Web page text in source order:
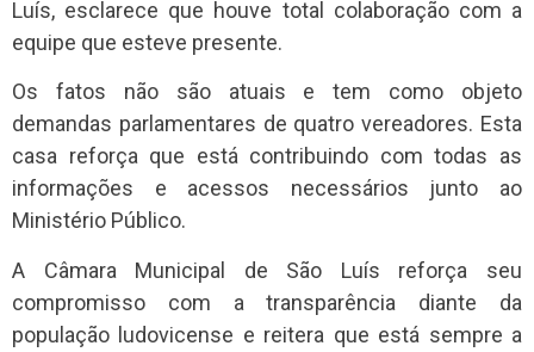
Luís, esclarece que houve total colaboração com a
equipe que esteve presente.
Os fatos não são atuais e tem como objeto
demandas parlamentares de quatro vereadores. Esta
casa reforça que está contribuindo com todas as
informações e acessos necessários junto ao
Ministério Público.
A Câmara Municipal de São Luís reforça seu
compromisso com a transparência diante da
população ludovicense e reitera que está sempre a